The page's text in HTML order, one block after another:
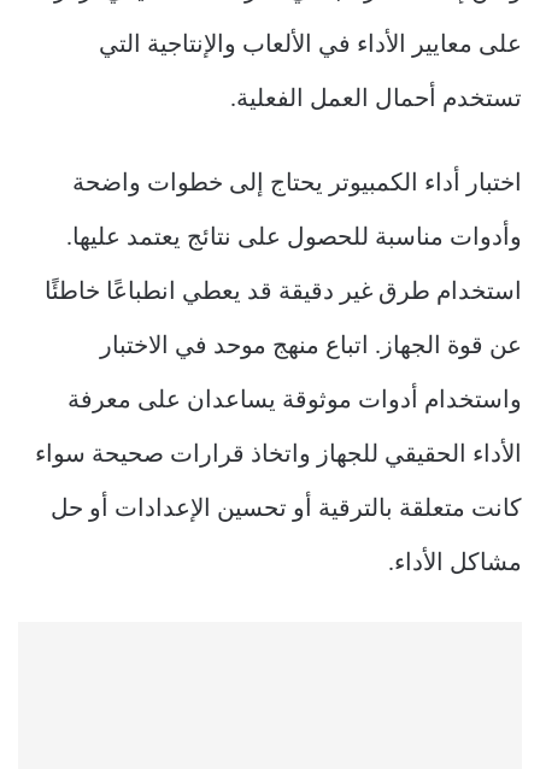
على معايير الأداء في الألعاب والإنتاجية التي
تستخدم أحمال العمل الفعلية.
اختبار أداء الكمبيوتر يحتاج إلى خطوات واضحة
وأدوات مناسبة للحصول على نتائج يعتمد عليها.
استخدام طرق غير دقيقة قد يعطي انطباعًا خاطئًا
عن قوة الجهاز. اتباع منهج موحد في الاختبار
واستخدام أدوات موثوقة يساعدان على معرفة
الأداء الحقيقي للجهاز واتخاذ قرارات صحيحة سواء
كانت متعلقة بالترقية أو تحسين الإعدادات أو حل
مشاكل الأداء.